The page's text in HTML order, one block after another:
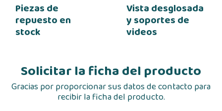
Piezas de
repuesto en
stock
Vista desglosada
y soportes de
videos
Solicitar la ficha del producto
Gracias por proporcionar sus datos de contacto para
recibir la ficha del producto.